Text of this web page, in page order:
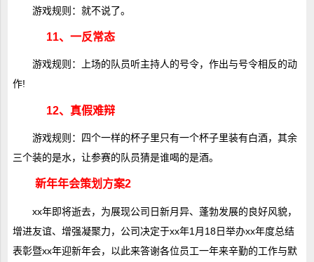
游戏规则：就不说了。
11、一反常态
游戏规则：上场的队员听主持人的号令，作出与号令相反的动
作!
12、真假难辩
游戏规则：四个一样的杯子里只有一个杯子里装有白酒，其余
三个装的是水，让参赛的队员猜是谁喝的是酒。
新年年会策划方案2
xx年即将逝去，为展现公司日新月异、蓬勃发展的良好风貌，
增进友谊、增强凝聚力，公司决定于xx年1月18日举办xx年度总结
表彰暨xx年迎新年会，以此来答谢各位员工一年来辛勤的工作与默